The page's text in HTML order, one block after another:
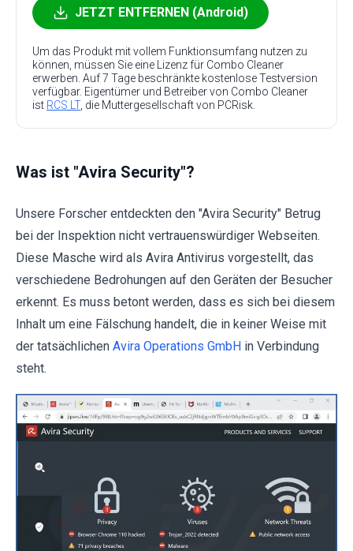
JETZT ENTFERNEN (Android)
Um das Produkt mit vollem Funktionsumfang nutzen zu
können, müssen Sie eine Lizenz für Combo Cleaner
erwerben. Auf 7 Tage beschränkte kostenlose Testversion
verfügbar. Eigentümer und Betreiber von Combo Cleaner
ist RCS LT, die Muttergesellschaft von PCRisk.
Was ist "Avira Security"?
Unsere Forscher entdeckten den "Avira Security" Betrug
bei der Inspektion nicht vertrauenswürdiger Webseiten.
Diese Masche wird als Avira Antivirus vorgestellt, das
verschiedene Bedrohungen auf den Geräten der Besucher
erkennt. Es muss betont werden, dass es sich bei diesem
Inhalt um eine Fälschung handelt, die in keiner Weise mit
der tatsächlichen Avira Operations GmbH in Verbindung
steht.